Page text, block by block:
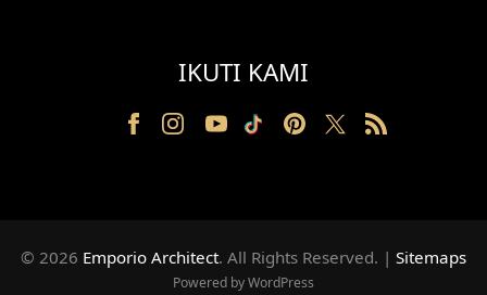
IKUTI KAMI
© 2026 Emporio Architect. All Rights Reserved. | Sitemaps
Powered by WordPress